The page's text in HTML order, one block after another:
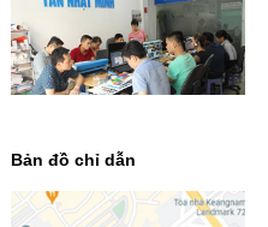
Bản đồ chỉ dẫn